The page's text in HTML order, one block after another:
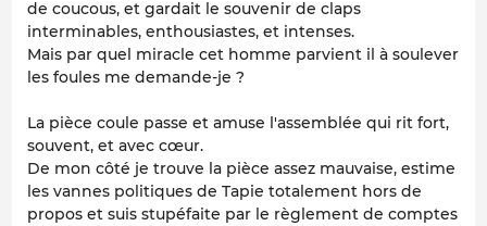
de coucous, et gardait le souvenir de claps
interminables, enthousiastes, et intenses.
Mais par quel miracle cet homme parvient il à soulever
les foules me demande-je ?
La pièce coule passe et amuse l'assemblée qui rit fort,
souvent, et avec cœur.
De mon côté je trouve la pièce assez mauvaise, estime
les vannes politiques de Tapie totalement hors de
propos et suis stupéfaite par le règlement de comptes